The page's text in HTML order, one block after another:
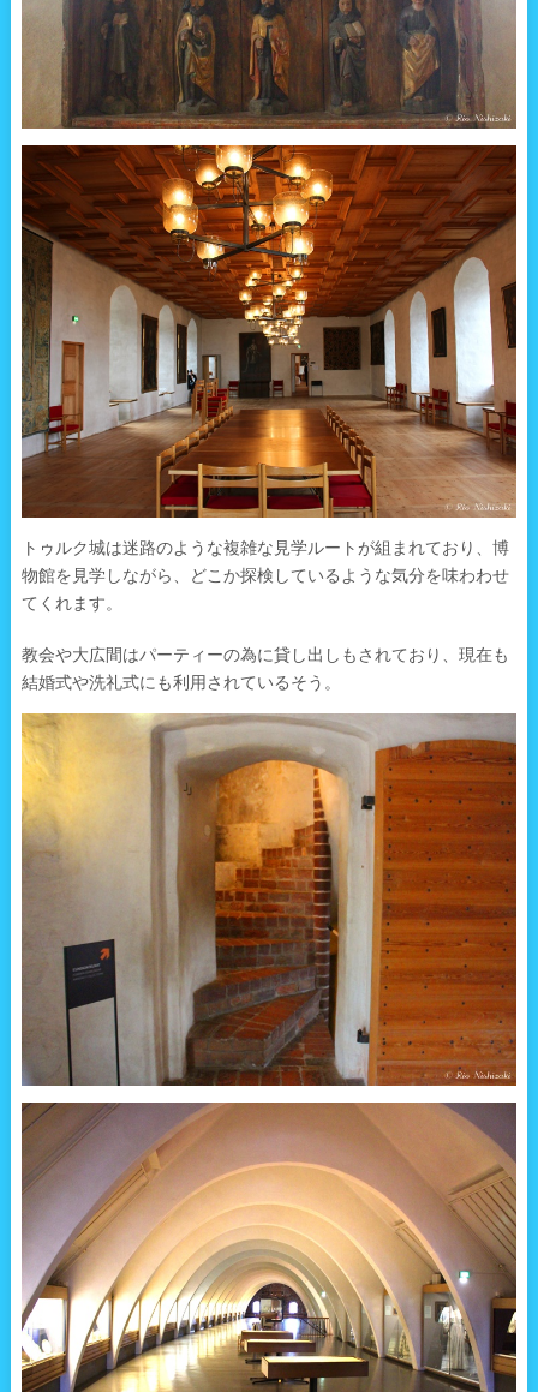
トゥルク城は迷路のような複雑な見学ルートが組まれており、博
物館を見学しながら、どこか探検しているような気分を味わわせ
てくれます。
教会や大広間はパーティーの為に貸し出しもされており、現在も
結婚式や洗礼式にも利用されているそう。